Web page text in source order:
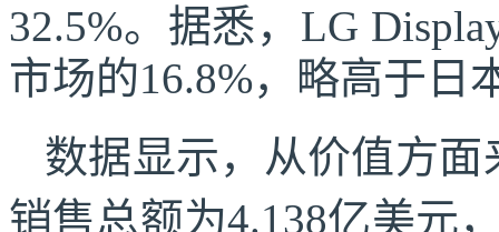
32.5%。 据悉，LG
市场的16.8%，略高于日
数据显示，从价值方
销售总额为4.138亿美元